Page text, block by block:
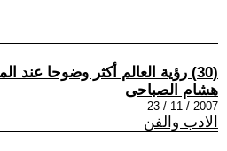
(30) رؤية العالم أكثر وضوحا عند الموت
هشام الصباحى
2007 / 11 / 23
الادب والفن